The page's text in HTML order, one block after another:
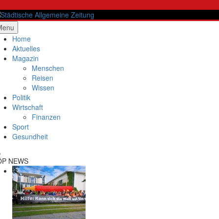
to
content Allgemeine Zeitung
Home
Aktuelles
Magazin
Menschen
Reisen
Wissen
Politik
Wirtschaft
Finanzen
Sport
Gesundheit
NEWS